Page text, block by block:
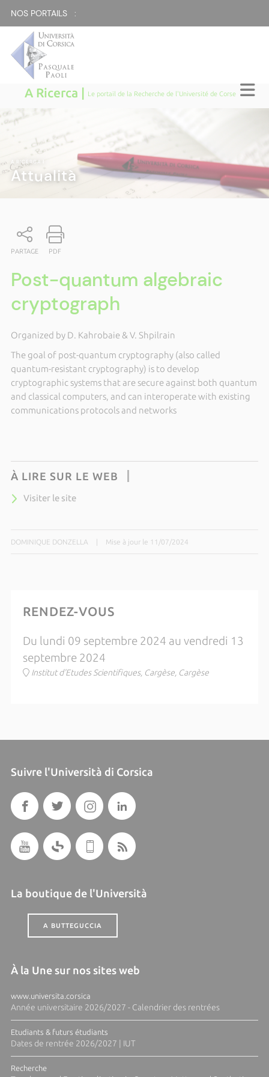
NOS PORTAILS :
A Ricerca | Le portail de la Recherche de l'Université de Corse
A RICERCA
Attualità
PARTAGE PDF
Post-quantum algebraic
cryptograph
Organized by D. Kahrobaie & V. Shpilrain
The goal of post-quantum cryptography (also called
quantum-resistant cryptography) is to develop
cryptographic systems that are secure against both quantum
and classical computers, and can interoperate with existing
communications protocols and networks
À LIRE SUR LE WEB
Visiter le site
DOMINIQUE DONZELLA Mise à jour le 11/07/2024
RENDEZ-VOUS
Du lundi 09 septembre 2024 au vendredi 13
septembre 2024
Institut d'Etudes Scientifiques, Cargèse, Cargèse
Suivre l'Università di Corsica
La boutique de l'Università
A BUTTEGUCCIA
À la Une sur nos sites web
www.universita.corsica
Année universitaire 2026/2027 - Calendrier des rentrées
Etudiants & futurs étudiants
Dates de rentrée 2026/2027 | IUT
Recherche